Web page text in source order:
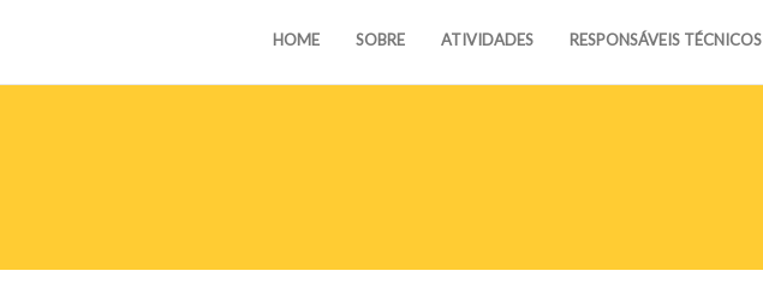
HOME SOBRE ATIVIDADES RESPONSÁVEIS TÉCNICOS